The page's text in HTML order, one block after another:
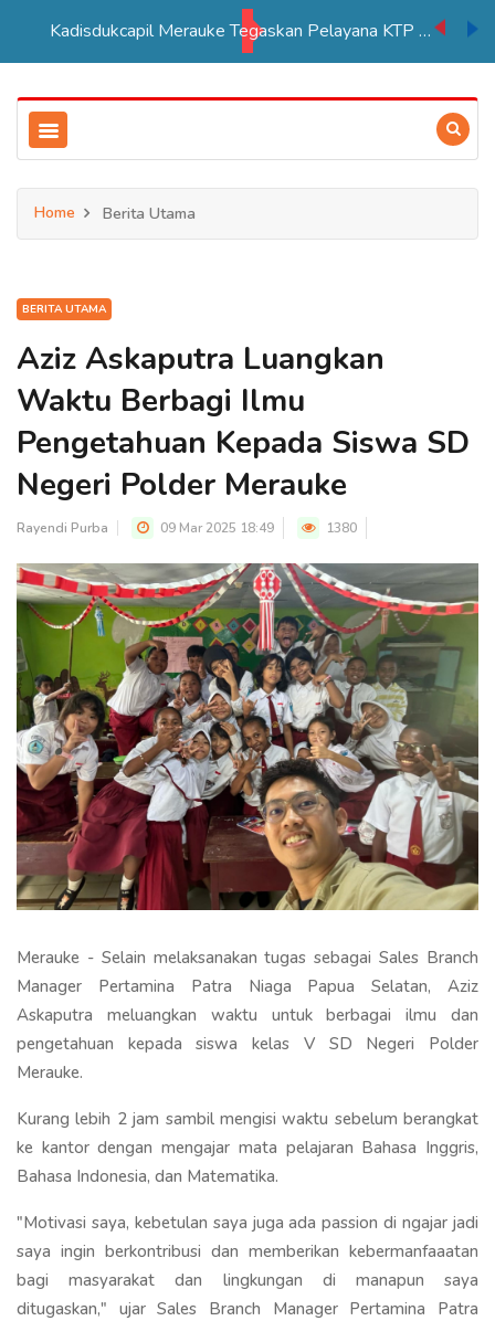
Kadisdukcapil Merauke Tegaskan Pelayana KTP Sesuai SOP
Home Berita Utama
BERITA UTAMA
Aziz Askaputra Luangkan
Waktu Berbagi Ilmu
Pengetahuan Kepada Siswa SD
Negeri Polder Merauke
Rayendi Purba 09 Mar 2025 18:49 1380
Merauke - Selain melaksanakan tugas sebagai Sales Branch
Manager Pertamina Patra Niaga Papua Selatan, Aziz
Askaputra meluangkan waktu untuk berbagai ilmu dan
pengetahuan kepada siswa kelas V SD Negeri Polder
Merauke.
Kurang lebih 2 jam sambil mengisi waktu sebelum berangkat
ke kantor dengan mengajar mata pelajaran Bahasa Inggris,
Bahasa Indonesia, dan Matematika.
"Motivasi saya, kebetulan saya juga ada passion di ngajar jadi
saya ingin berkontribusi dan memberikan kebermanfaaatan
bagi masyarakat dan lingkungan di manapun saya
ditugaskan," ujar Sales Branch Manager Pertamina Patra